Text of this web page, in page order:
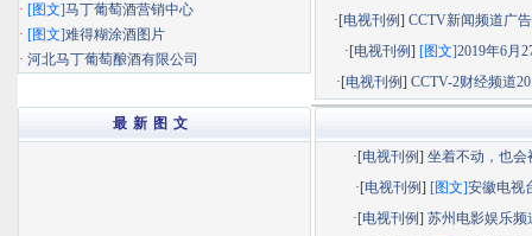
·[电视刊例]CCTV新闻频道广
·[电视刊例] [图文]2019年6月
·[电视刊例] CCTV-2财经频道
· [图文]马丁葡萄酒营销中心
· [图文]难得糊涂酒图片
· 河北马丁葡萄酿酒有限公司
·[电视刊例]坐着不动，也会
·[电视刊例] [图文]安徽电视
·[电视刊例]苏州电影娱乐频
最 新 图 文